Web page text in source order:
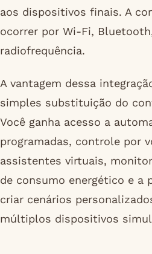
aos dispositivos finais. A
ocorrer por Wi-Fi,
radiofrequência.
A vantagem dessa
simples substituição do
Você ganha acesso a
programadas, controle por
assistentes virtuais,
de consumo energético e a
criar cenários
múltiplos dispositivos